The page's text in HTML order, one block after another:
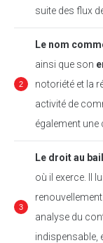
suite des flux
Le nom
ainsi que son
notoriété et la
activité de
également
Le droit au bail
où il exerce. Il
analyse du
indispensable,